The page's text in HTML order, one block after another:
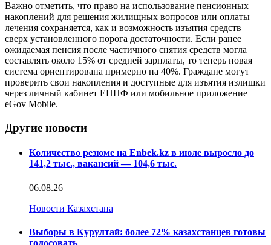
Важно отметить, что право на использование пенсионных
накоплений для решения жилищных вопросов или оплаты
лечения сохраняется, как и возможность изъятия средств
сверх установленного порога достаточности. Если ранее
ожидаемая пенсия после частичного снятия средств могла
составлять около 15% от средней зарплаты, то теперь новая
система ориентирована примерно на 40%. Граждане могут
проверить свои накопления и доступные для изъятия излишки
через личный кабинет ЕНПФ или мобильное приложение
eGov Mobile.
Другие новости
Количество резюме на Enbek.kz в июле выросло до
141,2 тыс., вакансий — 104,6 тыс.
06.08.26
Новости Казахстана
Выборы в Курултай: более 72% казахстанцев готовы
голосовать